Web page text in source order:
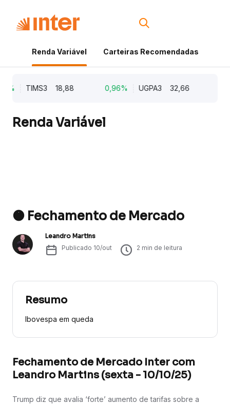
Renda Variável Carteiras Recomendadas
TIMS3 18,88 0,96% UGPA3 32,66
Renda Variável
🟠 Fechamento de Mercado
Leandro Martins
Publicado 10/out 2 min de leitura
Resumo
Ibovespa em queda
Fechamento de Mercado Inter com
Leandro Martins (sexta - 10/10/25)
Trump diz que avalia ‘forte’ aumento de tarifas sobre a